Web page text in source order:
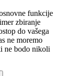
funkcije
zbiranje
do vašega
ne moremo
ne bodo nikoli